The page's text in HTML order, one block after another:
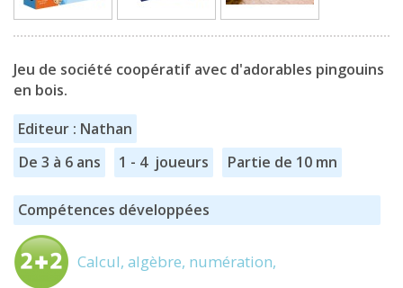
Jeu de société coopératif avec d'adorables pingouins
en bois.
Editeur : Nathan
De 3 à 6 ans
1 - 4 joueurs Partie de 10 mn
Compétences développées
Calcul, algèbre, numération,